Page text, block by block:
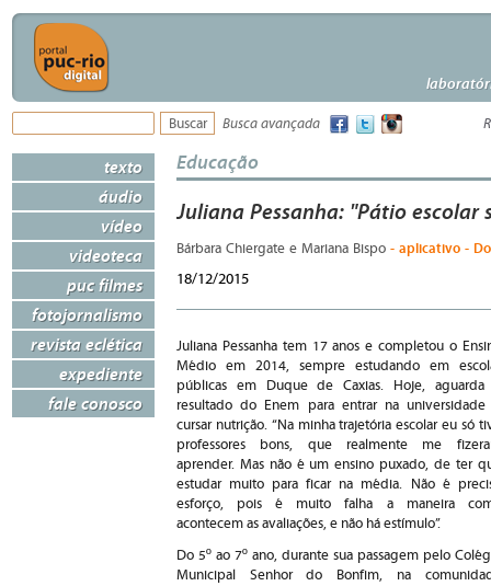
Busca avançada
texto
áudio
vídeo
videoteca
puc filmes
fotojornalismo
revista eclética
expediente
fale conosco
Educação
Juliana Pessanha: "Pátio
Bárbara Chiergate e Mariana Bispo - aplicativo -
18/12/2015
Juliana Pessanha tem 17 anos e completou o
Médio em 2014, sempre estudando em
públicas em Duque de Caxias. Hoje,
resultado do Enem para entrar na
cursar nutrição. “Na minha trajetória escolar eu só
professores bons, que realmente me
aprender. Mas não é um ensino puxado, de ter
estudar muito para ficar na média. Não é
esforço, pois é muito falha a maneira
acontecem as avaliações, e não há estímulo”.
Do 5º ao 7º ano, durante sua passagem pelo
Municipal Senhor do Bonfim, na